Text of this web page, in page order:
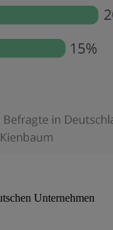
Unternehmen